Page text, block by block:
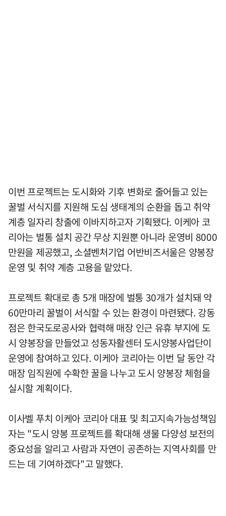
이번 프로젝트는 도시화와 기후 변화로 줄어들고 있는
꿀벌 서식지를 지원해 도심 생태계의 순환을 돕고 취약
계층 일자리 창출에 이바지하고자 기획됐다. 이케아 코
리아는 벌통 설치 공간 무상 지원뿐 아니라 운영비 8000
만원을 제공했고, 소셜벤처기업 어반비즈서울은 양봉장
운영 및 취약 계층 고용을 맡았다.
프로젝트 확대로 총 5개 매장에 벌통 30개가 설치돼 약
60만마리 꿀벌이 서식할 수 있는 환경이 마련됐다. 강동
점은 한국도로공사와 협력해 매장 인근 유휴 부지에 도
시 양봉장을 만들었고 성동자활센터 도시양봉사업단이
운영에 참여하고 있다. 이케아 코리아는 이번 달 동안 각
매장 임직원에 수확한 꿀을 나누고 도시 양봉장 체험을
실시할 계획이다.
이사벨 푸치 이케아 코리아 대표 및 최고지속가능성책임
자는 "도시 양봉 프로젝트를 확대해 생물 다양성 보전의
중요성을 알리고 사람과 자연이 공존하는 지역사회를 만
드는 데 기여하겠다"고 말했다.